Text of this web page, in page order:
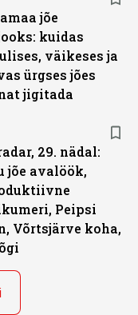
jõe
kuidas
väikeses ja
ürgses jões
jigitada
29. nädal:
jõe avalöök,
Peipsi
Võrtsjärve koha,